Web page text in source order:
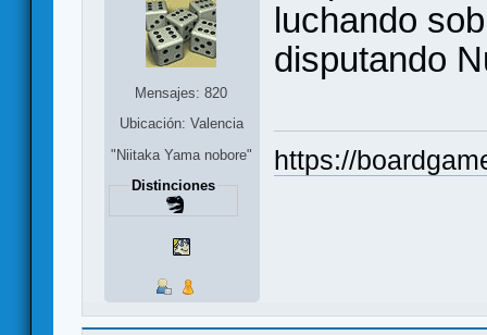
Mensajes: 820
Ubicación: Valencia
"Niitaka Yama nobore"
Distinciones
luchando
disputando
https://